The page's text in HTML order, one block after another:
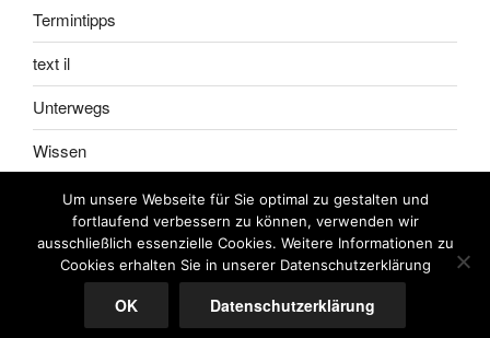
Termintipps
text il
Unterwegs
Wissen
ImpressumMeine
AGB
Um unsere Webseite für Sie optimal zu gestalten und
fortlaufend verbessern zu können, verwenden wir
ausschließlich essenzielle Cookies. Weitere Informationen zu
Cookies erhalten Sie in unserer Datenschutzerklärung
OK Datenschutzerklärung